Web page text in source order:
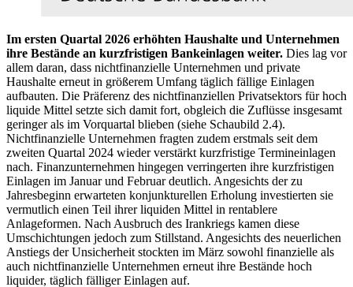
Im ersten Quartal 2026 erhöhten Haushalte und Unternehmen
ihre Bestände an kurzfristigen Bankeinlagen weiter. Dies lag vor
allem daran, dass nichtfinanzielle Unternehmen und private
Haushalte erneut in größerem Umfang täglich fällige Einlagen
aufbauten. Die Präferenz des nichtfinanziellen Privatsektors für hoch
liquide Mittel setzte sich damit fort, obgleich die Zuflüsse insgesamt
geringer als im Vorquartal blieben (siehe Schaubild 2.4).
Nichtfinanzielle Unternehmen fragten zudem erstmals seit dem
zweiten Quartal 2024 wieder verstärkt kurzfristige Termineinlagen
nach. Finanzunternehmen hingegen verringerten ihre kurzfristigen
Einlagen im Januar und Februar deutlich. Angesichts der zu
Jahresbeginn erwarteten konjunkturellen Erholung investierten sie
vermutlich einen Teil ihrer liquiden Mittel in rentablere
Anlageformen. Nach Ausbruch des Irankriegs kamen diese
Umschichtungen jedoch zum Stillstand. Angesichts des neuerlichen
Anstiegs der Unsicherheit stockten im März sowohl finanzielle als
auch nichtfinanzielle Unternehmen erneut ihre Bestände hoch
liquider, täglich fälliger Einlagen auf.